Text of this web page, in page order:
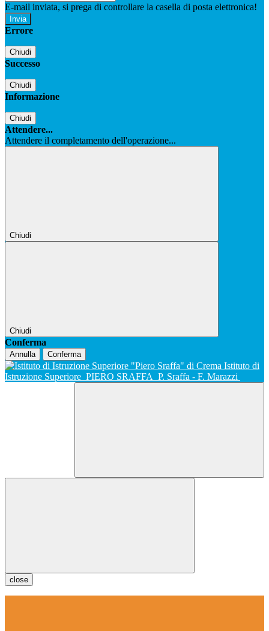
E-mail inviata, si prega di controllare la casella di posta elettronica!
Errore
Chiudi
Successo
Chiudi
Informazione
Chiudi
Attendere...
Attendere il completamento dell'operazione...
Chiudi
Chiudi
Conferma
Annulla Conferma
Istituto di
Istruzione Superiore PIERO SRAFFA P. Sraffa - F. Marazzi
close